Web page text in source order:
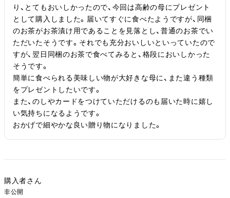
り、とてもおいしかったので、今回は高齢の母にプレゼント
として購入しました。届いてすぐに食べたようですが、同梱
のお茶がお茶漬け用であることを見落とし、普通のお茶でい
ただいたそうです。それでも充分おいしいといっていたので
すが、翌日同梱のお茶で食べてみると、格段においしかった
そうです。
簡単に食べられる美味しい物が大好きな母に、また違う種類
をプレゼントしたいです。
また、のしやカードをつけていただけるのも届いた時に嬉し
い気持ちになるようです。
おかげで細やかな良い贈り物になりました。
購入者
非公開